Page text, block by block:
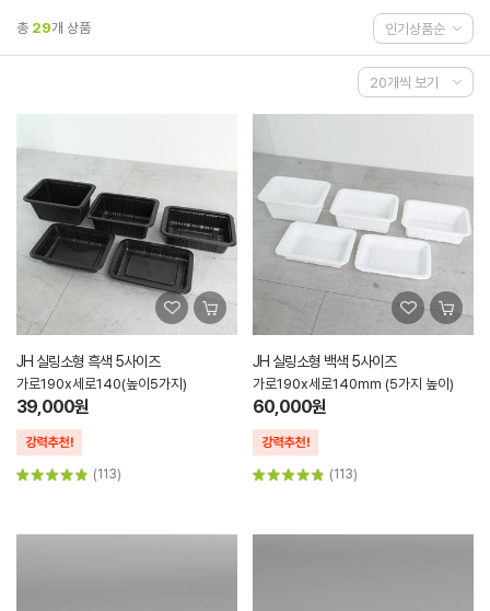
총 29개 상품
JH 실링소형 흑색 5사이즈
가로190x세로140(높이5가지)
39,000원
(113)
JH 실링소형 백색 5사이즈
가로190x세로140mm (5가지 높이)
60,000원
(113)